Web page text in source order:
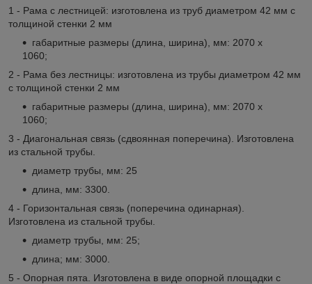
1 - Рама с лестницей: изготовлена из труб диаметром 42 мм с
толщиной стенки 2 мм
габаритные размеры (длина, ширина), мм: 2070 х
1060;
2 - Рама без лестницы: изготовлена из трубы диаметром 42 мм
с толщиной стенки 2 мм
габаритные размеры (длина, ширина), мм: 2070 х
1060;
3 - Диагональная связь (сдвоянная поперечина). Изготовлена
из стальной трубы.
диаметр трубы, мм: 25
длина, мм: 3300.
4 - Горизонтальная связь (поперечина одинарная).
Изготовлена из стальной трубы.
диаметр трубы, мм: 25;
длина; мм: 3000.
5 - Опорная пята. Изготовлена в виде опорной площадки с